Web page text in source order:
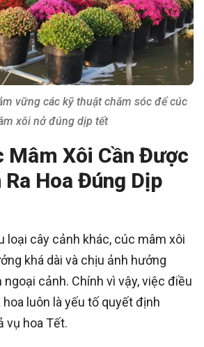
vững các kỹ thuật chăm sóc để cúc
xôi nở đúng dịp tết
Mâm Xôi Cần Được
Hoa Đúng Dịp
loại cây cảnh khác, cúc mâm xôi
khá dài và chịu ảnh hưởng
cảnh. Chính vì vậy, việc điều
luôn là yếu tố quyết định
vụ hoa Tết.